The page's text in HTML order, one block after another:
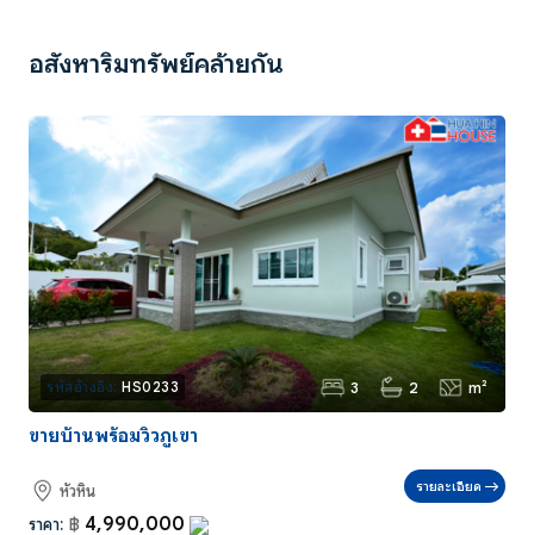
อสังหาริมทรัพย์คล้ายกัน
รหัสอ้างอิง: HS0233 3 2 m²
ขายบ้านพร้อมวิวภูเขา
หัวหิน
ราคา: ฿ 4,990,000
รายละเอียด